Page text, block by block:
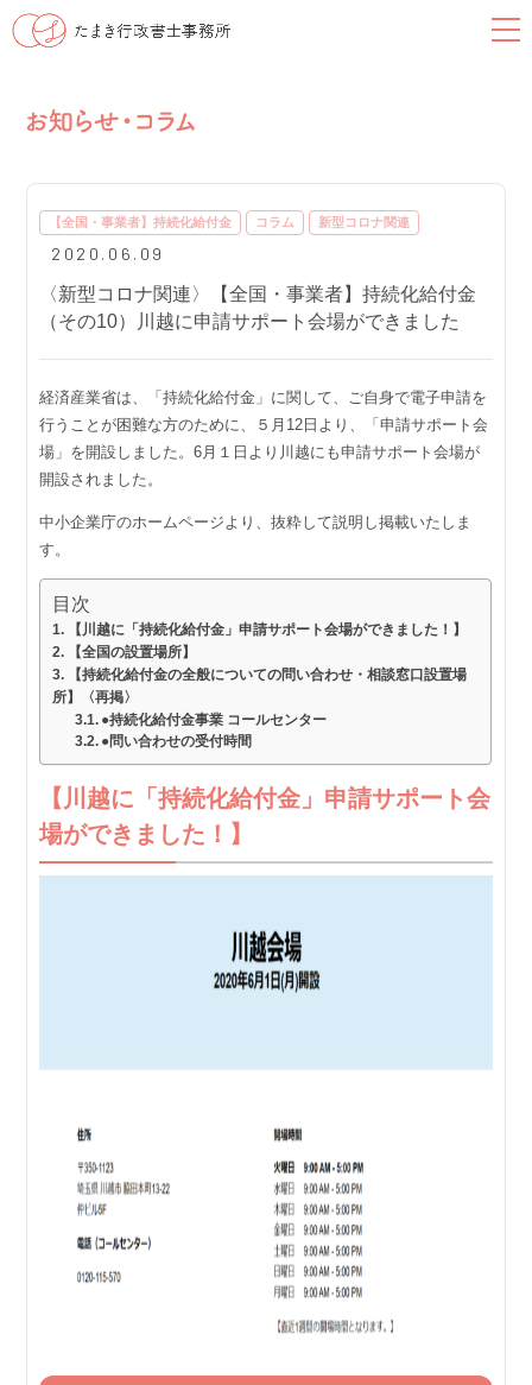
【全国・事業者】持続化給付金 コラム 新型コロナ関連
2020.06.09
〈新型コロナ関連〉【全国・事業者】持続化給付金
（その10）川越に申請サポート会場ができました
経済産業省は、「持続化給付金」に関して、ご自身で電子申請を
行うことが困難な方のために、５月12日より、「申請サポート会
場」を開設しました。6月１日より川越にも申請サポート会場が
開設されました。
中小企業庁のホームページより、抜粋して説明し掲載いたしま
す。
目次
【川越に「持続化給付金」申請サポート会場ができました！】
【全国の設置場所】
【持続化給付金の全般についての問い合わせ・相談窓口設置場
所】〈再掲〉
●持続化給付金事業 コールセンター
●問い合わせの受付時間
【川越に「持続化給付金」申請サポート会
場ができました！】